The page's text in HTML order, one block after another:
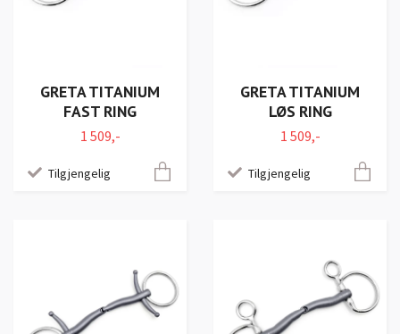
GRETA TITANIUM
FAST RING
1 509,-
Tilgjengelig
GRETA TITANIUM
LØS RING
1 509,-
Tilgjengelig